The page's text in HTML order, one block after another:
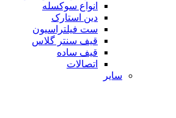
انواع سوکسله
دین استارک
ست فیلتراسیون
قیف سنتر گلاس
قیف ساده
اتصالات
سایر